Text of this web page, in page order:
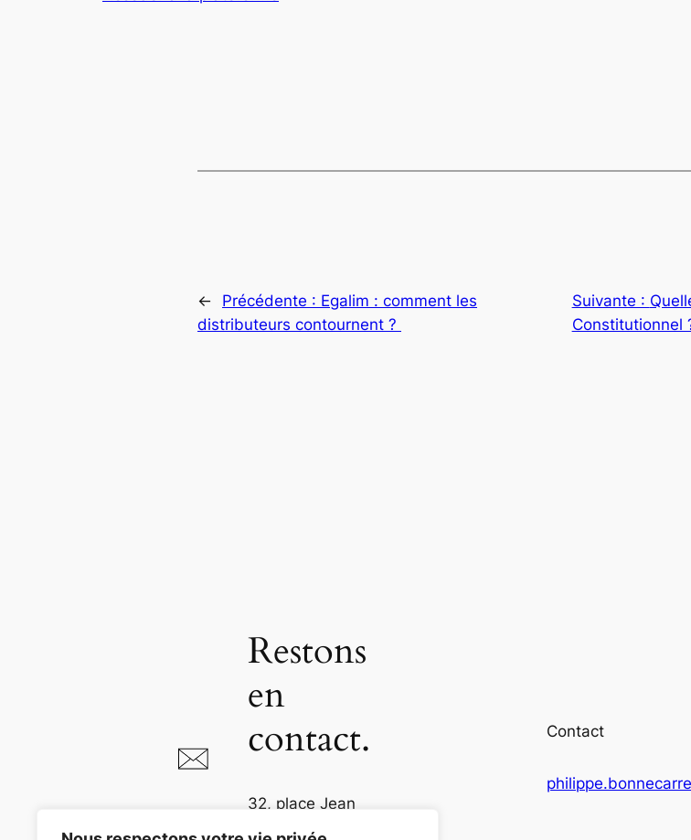
← Précédente : Egalim : comment les
distributeurs contournent ?
Suivante :
Constitutionnel
Restons
en
contact.
32, place Jean
Jaurès
Contact